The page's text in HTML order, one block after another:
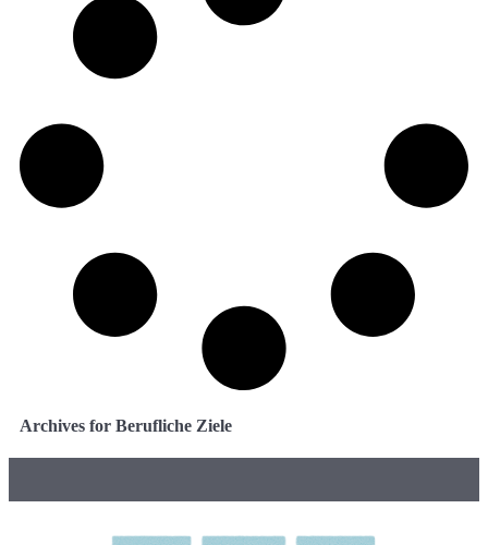
Archives for Berufliche Ziele